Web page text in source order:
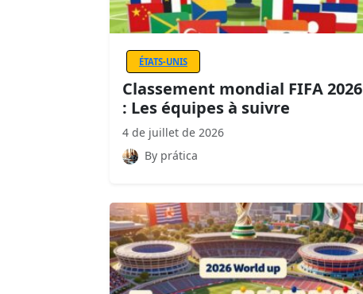
ÉTATS-UNIS
Classement mondial FIFA 2026
: Les équipes à suivre
4 de juillet de 2026
By prática